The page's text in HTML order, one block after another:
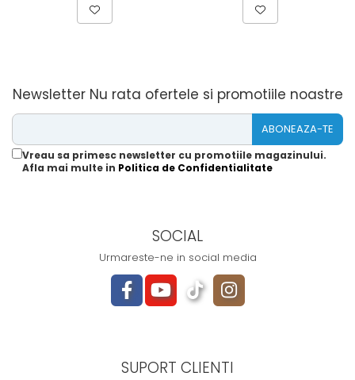
Newsletter Nu rata ofertele si promotiile noastre
Vreau sa primesc newsletter cu promotiile magazinului.
Afla mai multe in Politica de Confidentialitate
SOCIAL
Urmareste-ne in social media
SUPORT CLIENTI